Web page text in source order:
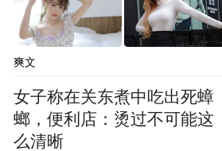
爽文
女子称在关东煮中吃出死蟑
螂，便利店：烫过不可能这
么清晰